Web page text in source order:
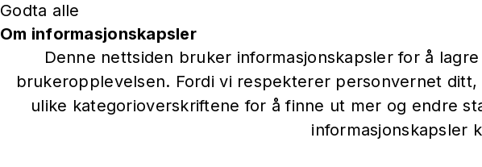
Godta alle
Om informasjonskapsler
Denne nettsiden bruker informasjonskapsler for å
brukeropplevelsen. Fordi vi respekterer personvernet
ulike kategorioverskriftene for å finne ut mer og endre
informasjonskapsler